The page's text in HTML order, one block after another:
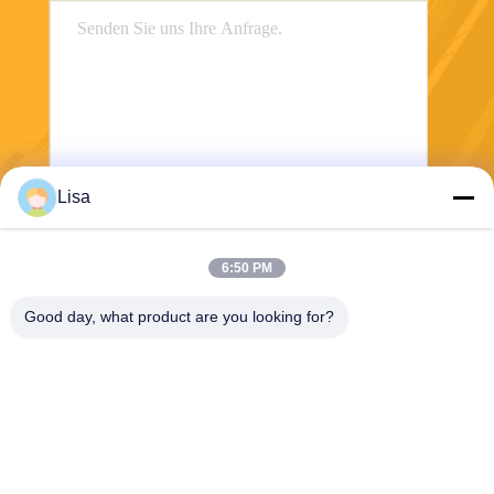
Senden Sie
Lisa
6:50 PM
Good day, what product are you looking for?